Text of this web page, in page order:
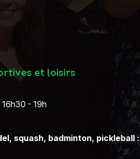
et loisirs
16h30 - 19h
squash, badminton, pickleball :